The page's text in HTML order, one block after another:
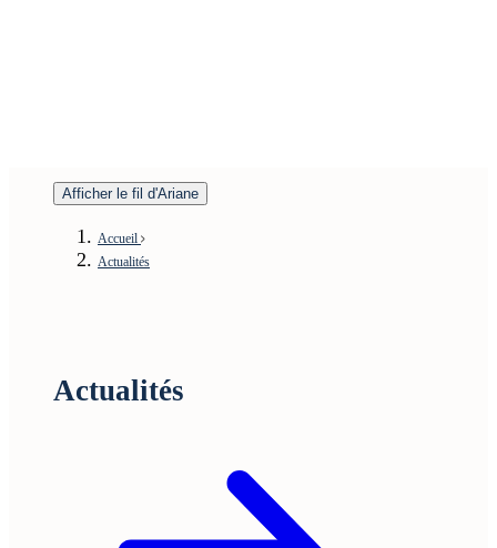
Afficher le fil d'Ariane
Accueil
Actualités
Actualités